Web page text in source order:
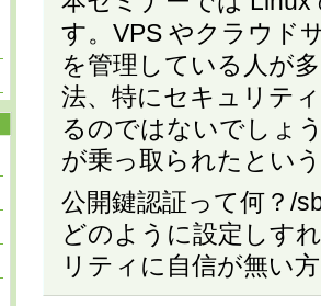
す。VPS やクラウド
を管理している人が
法、特にセキュリテ
るのではないでしょ
が乗っ取られたとい
公開鍵認証って何？/
どのように設定しす
リティに自信が無い